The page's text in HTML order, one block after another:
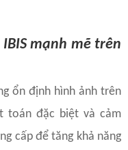
mạnh mẽ trên
ổn định hình ảnh trên
toán đặc biệt và cảm
cấp để tăng khả năng